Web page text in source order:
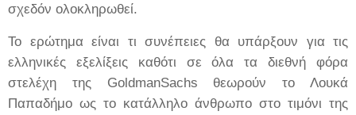
σχεδόν ολοκληρωθεί.
To ερώτημα είναι τι συνέπειες θα υπάρξουν για τις
ελληνικές εξελίξεις καθότι σε όλα τα διεθνή φόρα
στελέχη της GoldmanSachs θεωρούν το Λουκά
Παπαδήμο ως το κατάλληλο άνθρωπο στο τιμόνι της